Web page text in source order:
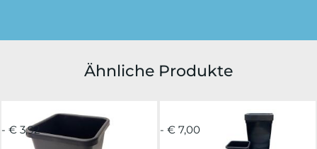
Ähnliche Produkte
- € 3,92 - € 7,00